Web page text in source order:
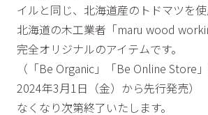
イルと同じ、北海道産のトドマツを
北海道の木工業者「maru wood
完全オリジナルのアイテムです。
（「Be Organic」「Be Online Store」
2024年3月1日（金）から先行発売）
なくなり次第終了いたします。